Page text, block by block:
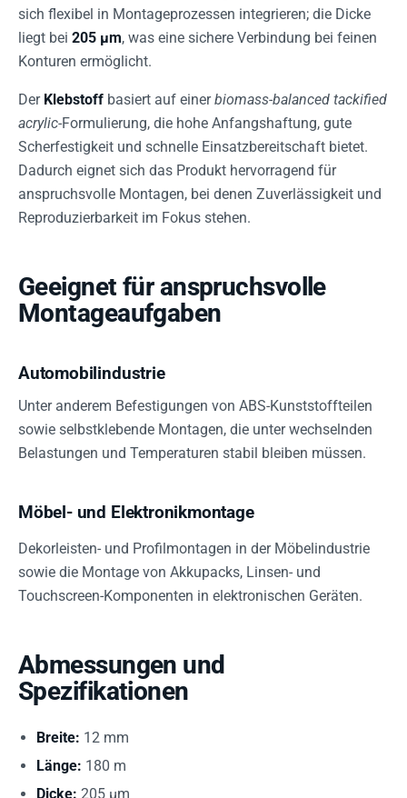
sich flexibel in Montageprozessen integrieren; die Dicke
liegt bei 205 µm, was eine sichere Verbindung bei feinen
Konturen ermöglicht.
Der Klebstoff basiert auf einerbiomass-balanced tackified
acrylic-Formulierung, die hohe Anfangshaftung, gute
Scherfestigkeit und schnelle Einsatzbereitschaft bietet.
Dadurch eignet sich das Produkt hervorragend für
anspruchsvolle Montagen, bei denen Zuverlässigkeit und
Reproduzierbarkeit im Fokus stehen.
Geeignet für anspruchsvolle
Montageaufgaben
Automobilindustrie
Unter anderem Befestigungen von ABS-Kunststoffteilen
sowie selbstklebende Montagen, die unter wechselnden
Belastungen und Temperaturen stabil bleiben müssen.
Möbel- und Elektronikmontage
Dekorleisten- und Profilmontagen in der Möbelindustrie
sowie die Montage von Akkupacks, Linsen- und
Touchscreen-Komponenten in elektronischen Geräten.
Abmessungen und
Spezifikationen
Breite: 12 mm
Länge: 180 m
Dicke: 205 µm